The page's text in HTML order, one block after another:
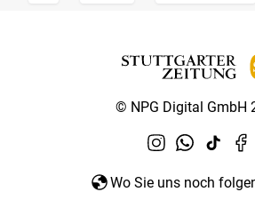
© NPG Digital GmbH
Wo Sie uns noch